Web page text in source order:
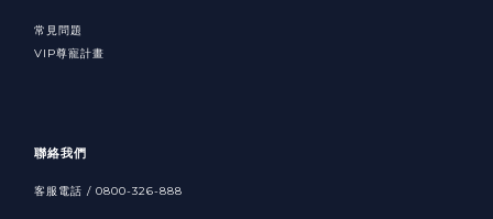
常見問題
VIP尊寵計畫
聯絡我們
客服電話 / 0800-326-888